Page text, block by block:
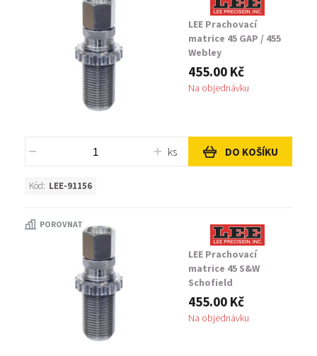
LEE Prachovací
matrice 45 GAP / 455
Webley
455.00 Kč
Na objednávku
ks DO KOŠÍKU
Kód: LEE-91156
POROVNAT
LEE Prachovací
matrice 45 S&W
Schofield
455.00 Kč
Na objednávku